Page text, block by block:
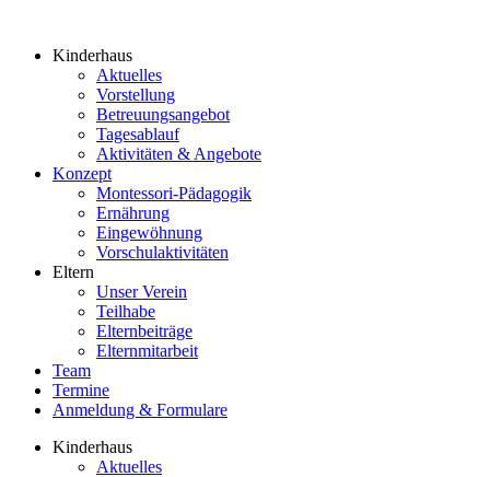
Kinderhaus
Aktuelles
Vorstellung
Betreuungsangebot
Tagesablauf
Aktivitäten & Angebote
Konzept
Montessori-Pädagogik
Ernährung
Eingewöhnung
Vorschulaktivitäten
Eltern
Unser Verein
Teilhabe
Elternbeiträge
Elternmitarbeit
Team
Termine
Anmeldung & Formulare
Kinderhaus
Aktuelles